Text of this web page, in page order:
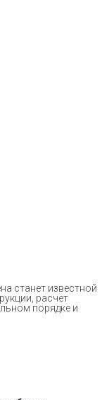
станет известной
расчет
порядке и